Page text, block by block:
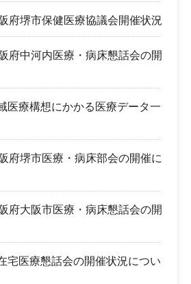
府堺市保健医療協議会開催状況
府中河内医療・病床懇話会の開
医療構想にかかる医療データ一
府堺市医療・病床部会の開催に
府大阪市医療・病床懇話会の開
宅医療懇話会の開催状況につい